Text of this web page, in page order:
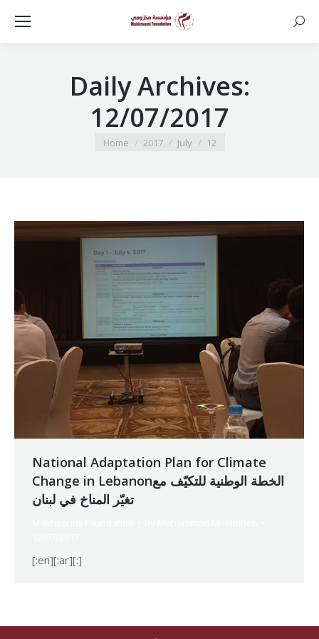
Daily Archives:
12/07/2017
You are here:
Home 2017 July 12
National Adaptation Plan for Climate
Change in Lebanonالخطة الوطنية للتكيّف مع
تغيّر المناخ في لبنان
[:en][:ar][:]